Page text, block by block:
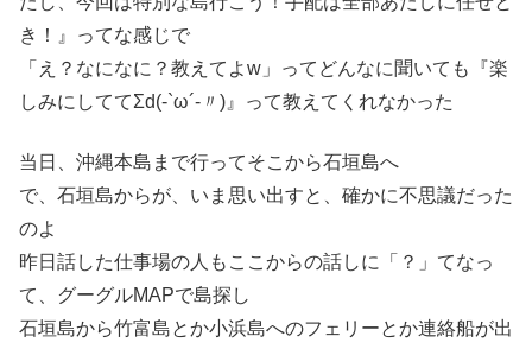
き！』ってな感じで
「え？なになに？教えてよw」ってどんなに聞いても『楽
しみにしててΣd(-`ω´-〃)』って教えてくれなかった
当日、沖縄本島まで行ってそこから石垣島へ
で、石垣島からが、いま思い出すと、確かに不思議だった
のよ
昨日話した仕事場の人もここからの話しに「？」てなっ
て、グーグルMAPで島探し
石垣島から竹富島とか小浜島へのフェリーとか連絡船が出